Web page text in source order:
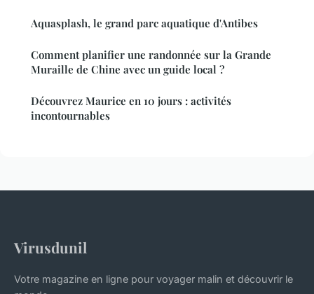
Aquasplash, le grand parc aquatique d'Antibes
Comment planifier une randonnée sur la Grande
Muraille de Chine avec un guide local ?
Découvrez Maurice en 10 jours : activités
incontournables
Virusdunil
Votre magazine en ligne pour voyager malin et découvrir le